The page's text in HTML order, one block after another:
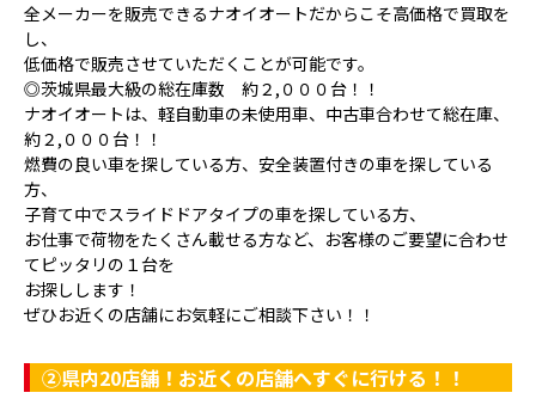
全メーカーを販売できるナオイオートだからこそ高価格で買取を
し、
低価格で販売させていただくことが可能です。
◎茨城県最大級の総在庫数 約２,０００台！！
ナオイオートは、軽自動車の未使用車、中古車合わせて総在庫、
約２,０００台！！
燃費の良い車を探している方、安全装置付きの車を探している
方、
子育て中でスライドドアタイプの車を探している方、
お仕事で荷物をたくさん載せる方など、お客様のご要望に合わせ
てピッタリの１台を
お探しします！
ぜひお近くの店舗にお気軽にご相談下さい！！
②県内20店舗！お近くの店舗へすぐに行ける！！